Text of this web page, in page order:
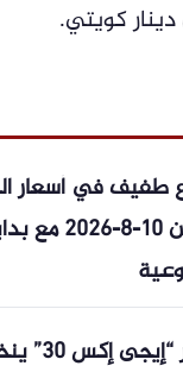
طفيف في أسعار
الاثنين 10-
مؤشر